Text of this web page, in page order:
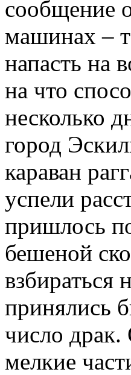
сообщение
машинах –
напасть на
на что
несколько
город
караван
успели
пришлось
бешеной
взбираться
принялись
число
мелкие